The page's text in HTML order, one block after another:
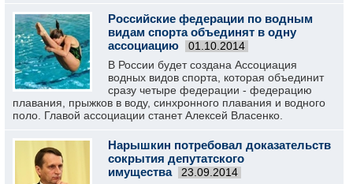
Российские федерации по водным
видам спорта объединят в одну
ассоциацию
01.10.2014
В России будет создана Ассоциация
водных видов спорта, которая объединит
сразу четыре федерации - федерацию
плавания, прыжков в воду, синхронного плавания и водного
поло. Главой ассоциации станет Алексей Власенко.
Нарышкин потребовал доказательств
сокрытия депутатского
имущества
23.09.2014